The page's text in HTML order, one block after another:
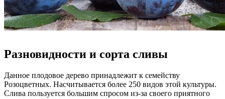
Разновидности и сорта сливы
Данное плодовое дерево принадлежит к семейству
Розоцветных. Насчитывается более 250 видов этой культуры.
Слива пользуется большим спросом из-за своего приятного